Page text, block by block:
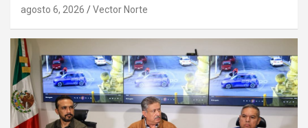
agosto 6, 2026 Vector Norte